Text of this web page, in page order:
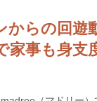
からの回遊
家事も身支